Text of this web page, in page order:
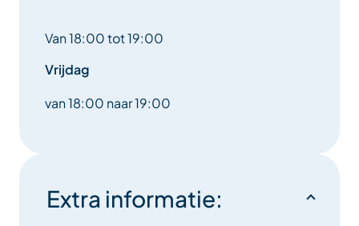
Van 18:00 tot 19:00
Vrijdag
van 18:00 naar 19:00
Extra informatie: